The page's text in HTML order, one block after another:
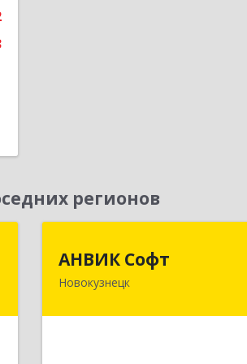
регионов
АНВИК Софт
Новокузнецк654079, Кемеровская